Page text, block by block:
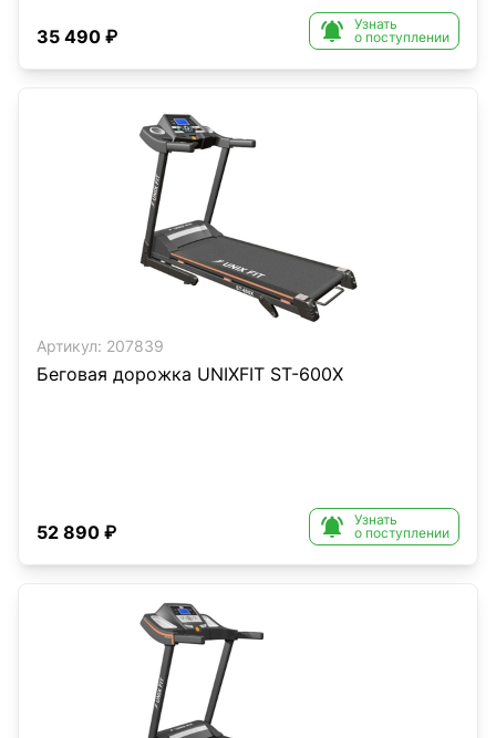
35 490 ₽ 
Узнать
о поступлении
Артикул: 207839
Беговая дорожка UNIXFIT ST-600X
52 890 ₽ 
Узнать
о поступлении